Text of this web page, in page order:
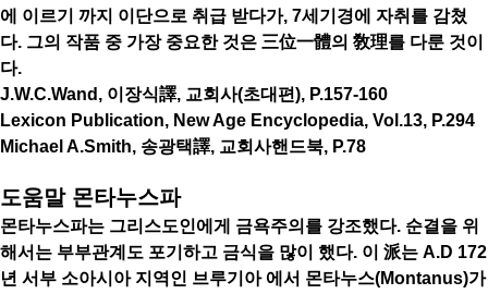
에 이르기 까지 이단으로 취급 받다가, 7세기경에 자취를 감쳤
다. 그의 작품 중 가장 중요한 것은 三位一體의 敎理를 다룬 것이
다.
J.W.C.Wand, 이장식譯, 교회사(초대편), P.157-160
Lexicon Publication, New Age Encyclopedia, Vol.13, P.294
Michael A.Smith, 송광택譯, 교회사핸드북, P.78
도움말 몬타누스파
몬타누스파는 그리스도인에게 금욕주의를 강조했다. 순결을 위
해서는 부부관계도 포기하고 금식을 많이 했다. 이 派는 A.D 172
년 서부 소아시아 지역인 브루기아 에서 몬타누스(Montanus)가